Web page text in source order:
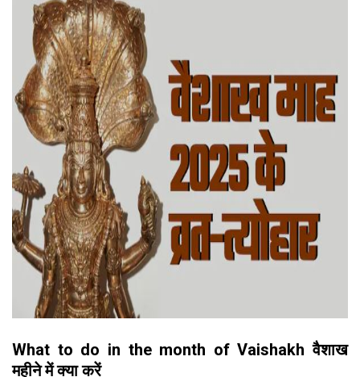
What to do in the month of Vaishakh वैशाख
महीने में क्या करें